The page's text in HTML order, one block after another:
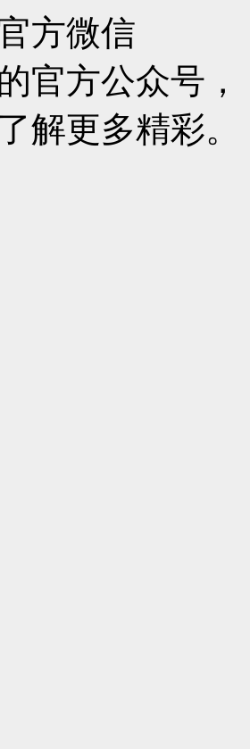
方微信
官方公众号，
解更多精彩。